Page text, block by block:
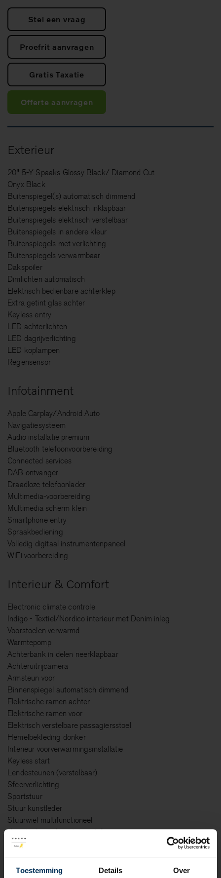
Toestemming Details Over
Stel een vraag
Proefrit aanvragen
Gratis Taxatie
Offerte aanvragen
Exterieur
20" 5-Y Spaaks Glossy Black/ Diamond Cut
Onyx Black
Buitenspiegel(s) automatisch dimmend
Buitenspiegels elektrisch inklapbaar
Buitenspiegels elektrisch verstelbaar
Buitenspiegels in andere kleur
Buitenspiegels met verlichting
Buitenspiegels verwarmbaar
Dakspoiler
Dimlichten automatisch
Elektrisch bedienbare achterklep
Extra getint glas achter
Keyless entry
LED achterlichten
LED dagrijverlichting
LED koplampen
Regensensor
Infotainment
Apple Carplay/Android Auto
Navigatiesysteem
Audio installatie premium
Bluetooth telefoonvoorbereiding
Connected services
DAB ontvanger
Draadloze telefoonlader
Multimedia-voorbereiding
Multimedia scherm klein
Smartphone entry
Spraakbediening
Volledig digitaal instrumentenpaneel
WiFi voorbereiding
Interieur & Comfort
Electronic climate controle
Indigo - Textiel/Nordico interieur met Denim inleg
Voorstoelen verwarmd
Warmtepomp
Achterbank in delen neerklapbaar
Achteruitrijcamera
Armsteun voor
Binnenspiegel automatisch dimmend
Elektrische ramen achter
Elektrische ramen voor
Elektrisch verstelbare passagiersstoel
Hemelbekleding donker
Interieur voorverwarmingsinstallatie
Keyless start
Lendesteunen (verstelbaar)
Sfeerverlichting
Sportstuur
Stuur kunstleder
Stuurwiel multifunctioneel
Voorstoelen in hoogte verstelbaar
Veiligheid